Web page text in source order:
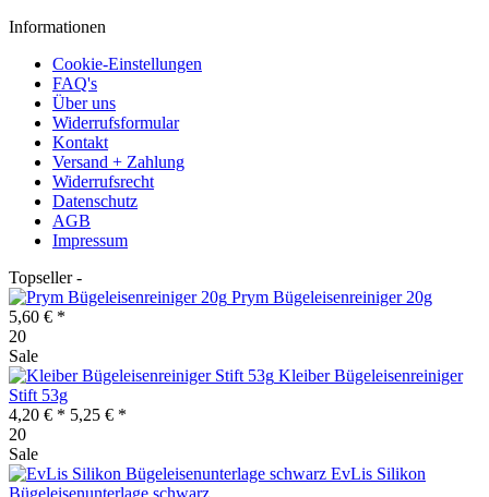
Informationen
Cookie-Einstellungen
FAQ's
Über uns
Widerrufsformular
Kontakt
Versand + Zahlung
Widerrufsrecht
Datenschutz
AGB
Impressum
Topseller -
Prym Bügeleisenreiniger 20g
5,60 € *
20
Sale
Kleiber Bügeleisenreiniger
Stift 53g
4,20 € * 5,25 € *
20
Sale
EvLis Silikon
Bügeleisenunterlage schwarz